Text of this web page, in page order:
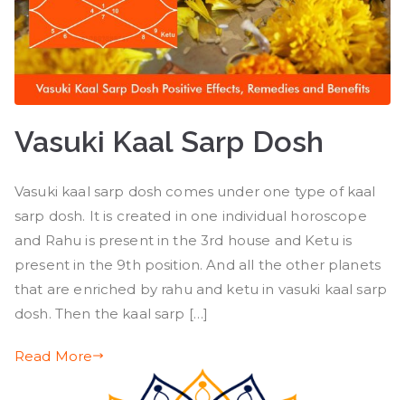
Vasuki Kaal Sarp Dosh
Vasuki kaal sarp dosh comes under one type of kaal
sarp dosh. It is created in one individual horoscope
and Rahu is present in the 3rd house and Ketu is
present in the 9th position. And all the other planets
that are enriched by rahu and ketu in vasuki kaal sarp
dosh. Then the kaal sarp […]
Read More